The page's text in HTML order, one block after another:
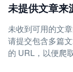
未提供文章来
未收到可用的文
请提交包含多篇
的 URL，以便爬